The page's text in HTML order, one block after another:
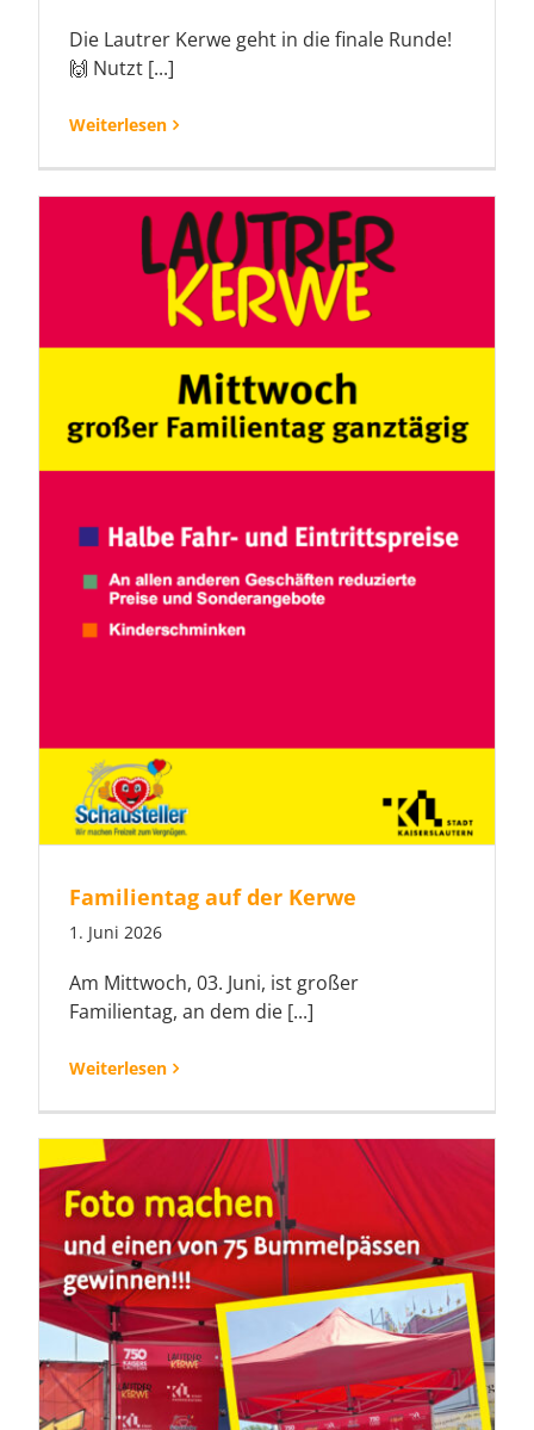
Die Lautrer Kerwe geht in die finale Runde!
🙌 Nutzt [...]
Weiterlesen
Familientag auf der Kerwe
1. Juni 2026
Am Mittwoch, 03. Juni, ist großer
Familientag, an dem die [...]
Weiterlesen